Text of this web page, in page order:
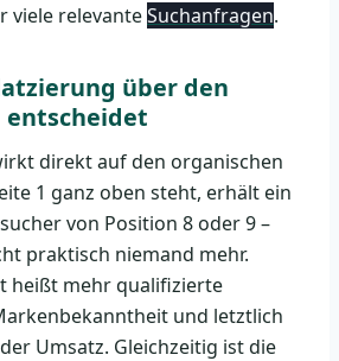
viele relevanteSuchanfragen.
über den
entscheidet
direkt auf den organischen
1 ganz oben steht, erhält ein
von Position 8 oder 9 –
praktisch niemand mehr.
heißt mehr qualifizierte
und letztlich
Umsatz. Gleichzeitig ist die